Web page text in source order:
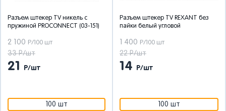
Разъем штекер TV никель c
пружиной PROCONNECT (03-151)
2 100 Р/100 шт
33 Р/шт
21 Р/шт
100 шт
Разъем штекер TV REXANT без
пайки белый угловой
1 400 Р/100 шт
22 Р/шт
14 Р/шт
100 шт